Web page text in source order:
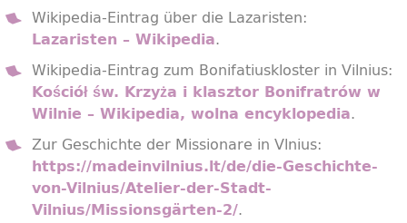
Wikipedia-Eintrag über die Lazaristen:
Lazaristen – Wikipedia.
Wikipedia-Eintrag zum Bonifatiuskloster in Vilnius:
Kościół św. Krzyża i klasztor Bonifratrów w
Wilnie – Wikipedia, wolna encyklopedia.
Zur Geschichte der Missionare in Vlnius:
https://madeinvilnius.lt/de/die-Geschichte-
von-Vilnius/Atelier-der-Stadt-
Vilnius/Missionsgärten-2/.